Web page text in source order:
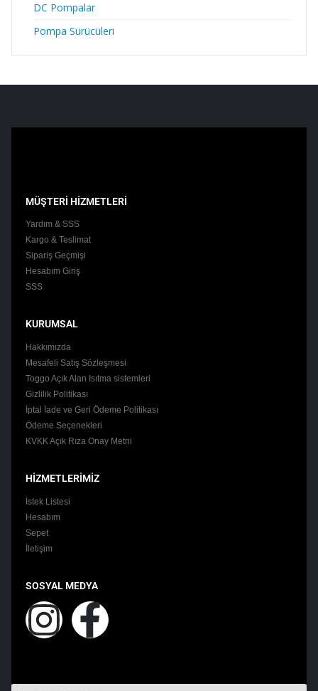
DC Pompalar
Pompa Sürücüleri
MÜŞTERİ HİZMETLERİ
Yardım & SSS
Kargo & Teslimat
Sipariş Geçmişi
Hesabım Giriş
SSS
KURUMSAL
Hakkımızda
Mesafeli Satış Sözleşmesi
Toggo Açık Alan Isıtma sistemleri
Gizlilik Politikası
İptal İade ve Geri Ödeme Politikası
Ödeme Seçenekleri
KVKK Açık Rıza Onay Metni
HİZMETLERİMİZ
İstek Listesi
Hesabım
Sepet
İletişim
SOSYAL MEDYA